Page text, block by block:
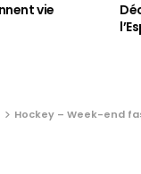
vie
Hockey – Week-end